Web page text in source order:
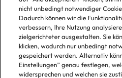
nicht unbedingt notwendiger
Dadurch können wir die
verbessern, Ihre Nutzung
zielgerichteter ausgestalten. Sie
klicken, wodurch nur unbedingt
gespeichert werden. Alternativ
Einstellungen” genau festlegen,
widersprechen und welchen sie